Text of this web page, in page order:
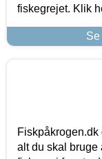
fiskegrejet. Klik
alt du skal